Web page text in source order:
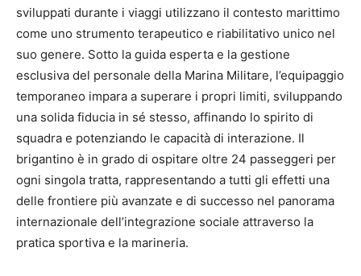
sviluppati durante i viaggi utilizzano il contesto marittimo
come uno strumento terapeutico e riabilitativo unico nel
suo genere. Sotto la guida esperta e la gestione
esclusiva del personale della Marina Militare, l’equipaggio
temporaneo impara a superare i propri limiti, sviluppando
una solida fiducia in sé stesso, affinando lo spirito di
squadra e potenziando le capacità di interazione. Il
brigantino è in grado di ospitare oltre 24 passeggeri per
ogni singola tratta, rappresentando a tutti gli effetti una
delle frontiere più avanzate e di successo nel panorama
internazionale dell’integrazione sociale attraverso la
pratica sportiva e la marineria.